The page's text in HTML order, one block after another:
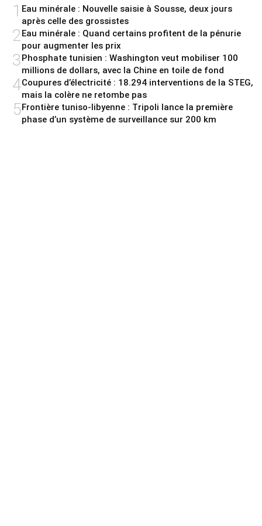
1 Eau minérale : Nouvelle saisie à Sousse, deux jours
après celle des grossistes
2 Eau minérale : Quand certains profitent de la pénurie
pour augmenter les prix
3Phosphate tunisien : Washington veut mobiliser 100
millions de dollars, avec la Chine en toile de fond
4Coupures d’électricité : 18.294 interventions de la STEG,
mais la colère ne retombe pas
5Frontière tuniso-libyenne : Tripoli lance la première
phase d’un système de surveillance sur 200 km